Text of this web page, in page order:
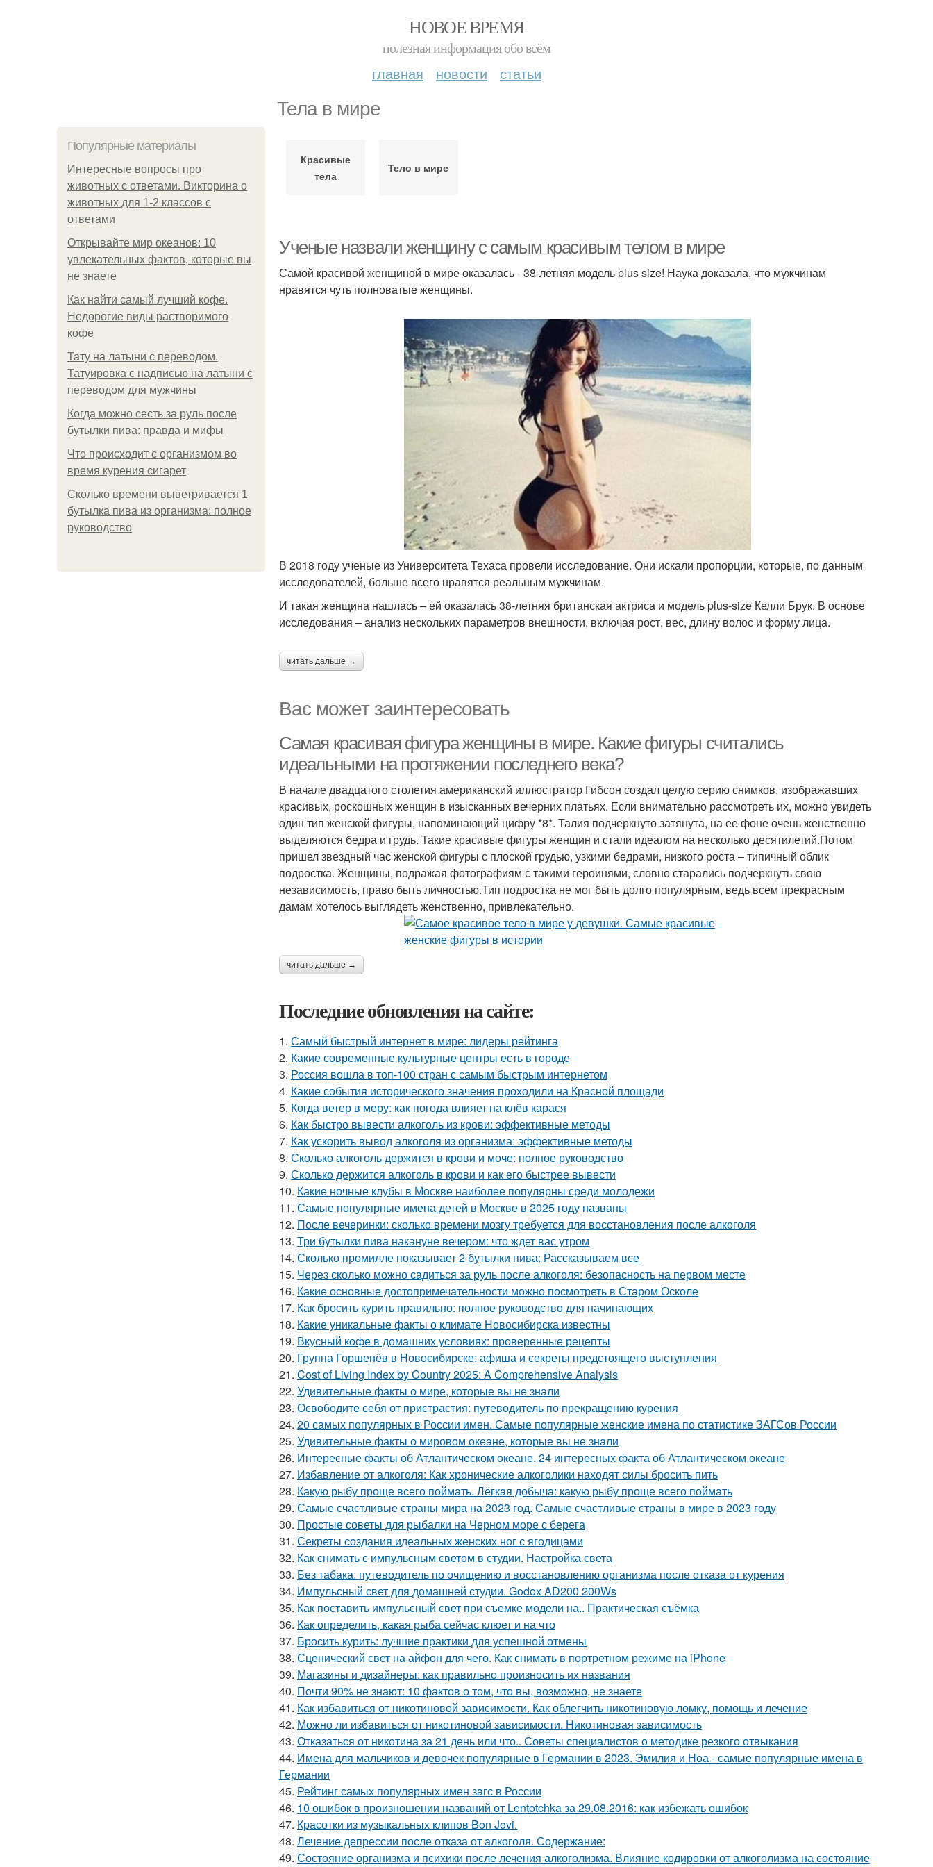
НОВОЕ ВРЕМЯ
полезная информация обо всём
главная новости статьи
Тела в мире
Популярные материалы
Интересные вопросы про
животных с ответами. Викторина о
животных для 1-2 классов с
ответами
Открывайте мир океанов: 10
увлекательных фактов, которые вы
не знаете
Как найти самый лучший кофе.
Недорогие виды растворимого
кофе
Тату на латыни с переводом.
Татуировка с надписью на латыни с
переводом для мужчины
Когда можно сесть за руль после
бутылки пива: правда и мифы
Что происходит с организмом во
время курения сигарет
Сколько времени выветривается 1
бутылка пива из организма: полное
руководство
Красивые
тела
Тело в мире
Ученые назвали женщину с самым красивым телом в мире
Самой красивой женщиной в мире оказалась - 38-летняя модель plus size! Наука доказала, что мужчинам
нравятся чуть полноватые женщины.
В 2018 году ученые из Университета Техаса провели исследование. Они искали пропорции, которые, по данным
исследователей, больше всего нравятся реальным мужчинам.
И такая женщина нашлась – ей оказалась 38-летняя британская актриса и модель plus-size Келли Брук. В основе
исследования – анализ нескольких параметров внешности, включая рост, вес, длину волос и форму лица.
читать дальше →
Вас может заинтересовать
Самая красивая фигура женщины в мире. Какие фигуры считались
идеальными на протяжении последнего века?
В начале двадцатого столетия американский иллюстратор Гибсон создал целую серию снимков, изображавших
красивых, роскошных женщин в изысканных вечерних платьях. Если внимательно рассмотреть их, можно увидеть
один тип женской фигуры, напоминающий цифру *8*. Талия подчеркнуто затянута, на ее фоне очень женственно
выделяются бедра и грудь. Такие красивые фигуры женщин и стали идеалом на несколько десятилетий.Потом
пришел звездный час женской фигуры с плоской грудью, узкими бедрами, низкого роста – типичный облик
подростка. Женщины, подражая фотографиям с такими героинями, словно старались подчеркнуть свою
независимость, право быть личностью.Тип подростка не мог быть долго популярным, ведь всем прекрасным
дамам хотелось выглядеть женственно, привлекательно.
читать дальше →
Последние обновления на сайте:
1. Самый быстрый интернет в мире: лидеры рейтинга
2. Какие современные культурные центры есть в городе
3. Россия вошла в топ-100 стран с самым быстрым интернетом
4. Какие события исторического значения проходили на Красной площади
5. Когда ветер в меру: как погода влияет на клёв карася
6. Как быстро вывести алкоголь из крови: эффективные методы
7. Как ускорить вывод алкоголя из организма: эффективные методы
8. Сколько алкоголь держится в крови и моче: полное руководство
9. Сколько держится алкоголь в крови и как его быстрее вывести
10. Какие ночные клубы в Москве наиболее популярны среди молодежи
11. Самые популярные имена детей в Москве в 2025 году названы
12. После вечеринки: сколько времени мозгу требуется для восстановления после алкоголя
13. Три бутылки пива накануне вечером: что ждет вас утром
14. Сколько промилле показывает 2 бутылки пива: Рассказываем все
15. Через сколько можно садиться за руль после алкоголя: безопасность на первом месте
16. Какие основные достопримечательности можно посмотреть в Старом Осколе
17. Как бросить курить правильно: полное руководство для начинающих
18. Какие уникальные факты о климате Новосибирска известны
19. Вкусный кофе в домашних условиях: проверенные рецепты
20. Группа Горшенёв в Новосибирске: афиша и секреты предстоящего выступления
21. Cost of Living Index by Country 2025: A Comprehensive Analysis
22. Удивительные факты о мире, которые вы не знали
23. Освободите себя от пристрастия: путеводитель по прекращению курения
24. 20 самых популярных в России имен. Самые популярные женские имена по статистике ЗАГСов России
25. Удивительные факты о мировом океане, которые вы не знали
26. Интересные факты об Атлантическом океане. 24 интересных факта об Атлантическом океане
27. Избавление от алкоголя: Как хронические алкоголики находят силы бросить пить
28. Какую рыбу проще всего поймать. Лёгкая добыча: какую рыбу проще всего поймать
29. Самые счастливые страны мира на 2023 год. Самые счастливые страны в мире в 2023 году
30. Простые советы для рыбалки на Черном море с берега
31. Секреты создания идеальных женских ног с ягодицами
32. Как снимать с импульсным светом в студии. Настройка света
33. Без табака: путеводитель по очищению и восстановлению организма после отказа от курения
34. Импульсный свет для домашней студии. Godox AD200 200Ws
35. Как поставить импульсный свет при съемке модели на.. Практическая съёмка
36. Как определить, какая рыба сейчас клюет и на что
37. Бросить курить: лучшие практики для успешной отмены
38. Сценический свет на айфон для чего. Как снимать в портретном режиме на iPhone
39. Магазины и дизайнеры: как правильно произносить их названия
40. Почти 90% не знают: 10 фактов о том, что вы, возможно, не знаете
41. Как избавиться от никотиновой зависимости. Как облегчить никотиновую ломку, помощь и лечение
42. Можно ли избавиться от никотиновой зависимости. Никотиновая зависимость
43. Отказаться от никотина за 21 день или что.. Советы специалистов о методике резкого отвыкания
44. Имена для мальчиков и девочек популярные в Германии в 2023. Эмилия и Ноа - самые популярные имена в
Германии
45. Рейтинг самых популярных имен загс в России
46. 10 ошибок в произношении названий от Lentotchka за 29.08.2016: как избежать ошибок
47. Красотки из музыкальных клипов Bon Jovi.
48. Лечение депрессии после отказа от алкоголя. Содержание:
49. Состояние организма и психики после лечения алкоголизма. Влияние кодировки от алкоголизма на состояние